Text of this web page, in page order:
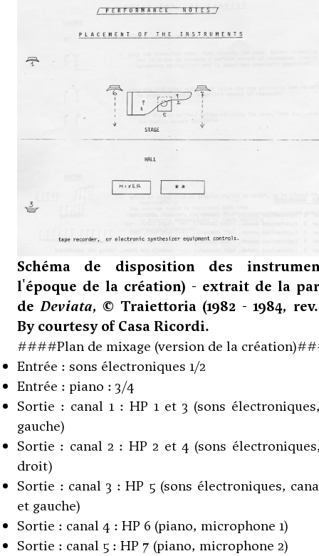
Schéma de disposition des
l'époque de la création) - extrait de la
deDeviata, © Traiettoria (1982 - 1984, rev.
By courtesy of Casa Ricordi.
####Plan de mixage (version de la
Entrée : sons électroniques 1/2
Entrée : piano : 3/4
Sortie : canal 1 : HP 1 et 3 (sons
gauche)
Sortie : canal 2 : HP 2 et 4 (sons
droit)
Sortie : canal 3 : HP 5 (sons électroniques,
et gauche)
Sortie : canal 4 : HP 6 (piano, microphone 1)
Sortie : canal 5 : HP 7 (piano, microphone 2)